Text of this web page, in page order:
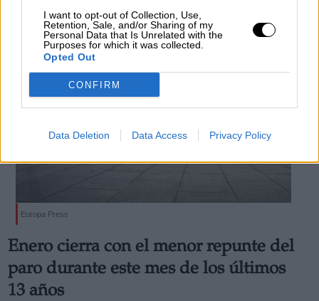
I want to opt-out of Collection, Use,
Retention, Sale, and/or Sharing of my
Personal Data that Is Unrelated with the
Purposes for which it was collected.
Opted Out
CONFIRM
Data Deletion Data Access Privacy Policy
Europa Press
Enero cierra con el menor repunte del
paro durante este mes de los últimos
13 años